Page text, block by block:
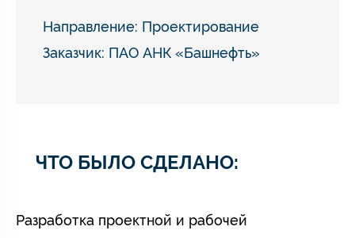
Направление: Проектирование
Заказчик: ПАО АНК «Башнефть»
ЧТО БЫЛО СДЕЛАНО:
Разработка проектной и рабочей